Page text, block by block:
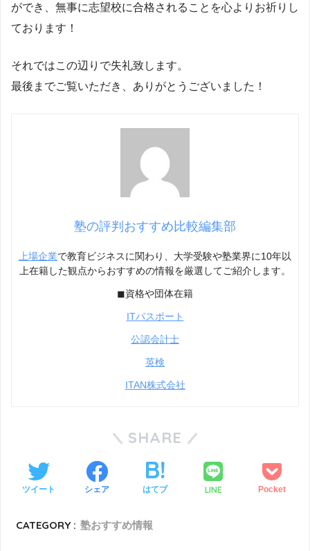
ができ、無事に志望校に合格されることを心よりお祈りし
ております！
それではこの辺りで失礼致します。
最後までご覧いただき、ありがとうございました！
塾の評判おすすめ比較編集部
上場企業で教育ビジネスに関わり、大学受験や塾業界に10年以
上在籍した観点からおすすめの情報を厳選してご紹介します。
◼︎資格や団体在籍
ITパスポート
公認会計士
英検
ITAN株式会社
SHARE
ツイート シェア はてブ LINE Pocket
CATEGORY : 塾おすすめ情報